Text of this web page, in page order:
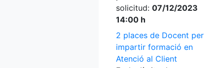
solicitud: 07/12/2023
14:00 h
2 places de Docent per
impartir formació en
Atenció al Client